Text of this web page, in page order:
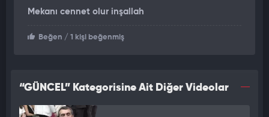
Mekanı cennet olur inşallah
Beğen / 1 kişi beğenmiş
“GÜNCEL” Kategorisine Ait Diğer Videolar